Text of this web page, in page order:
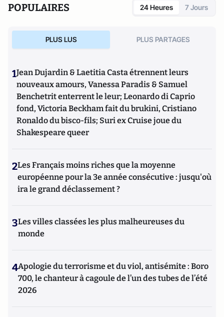
POPULAIRES 24 Heures 7 Jours
PLUS LUS PLUS PARTAGES
1Jean Dujardin & Laetitia Casta étrennent leurs
nouveaux amours, Vanessa Paradis & Samuel
Benchetrit enterrent le leur; Leonardo di Caprio
fond, Victoria Beckham fait du brukini, Cristiano
Ronaldo du bisco-fils; Suri ex Cruise joue du
Shakespeare queer
2Les Français moins riches que la moyenne
européenne pour la 3e année consécutive : jusqu'où
ira le grand déclassement ?
3Les villes classées les plus malheureuses du
monde
4Apologie du terrorisme et du viol, antisémite : Boro
700, le chanteur à cagoule de l’un des tubes de l’été
2026